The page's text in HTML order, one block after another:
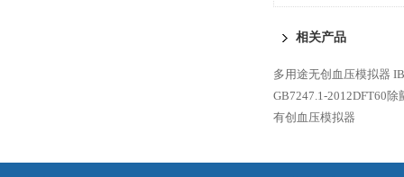
相关产品
多用途无创血压模拟器
GB7247.1-2012DFT60
有创血压模拟器